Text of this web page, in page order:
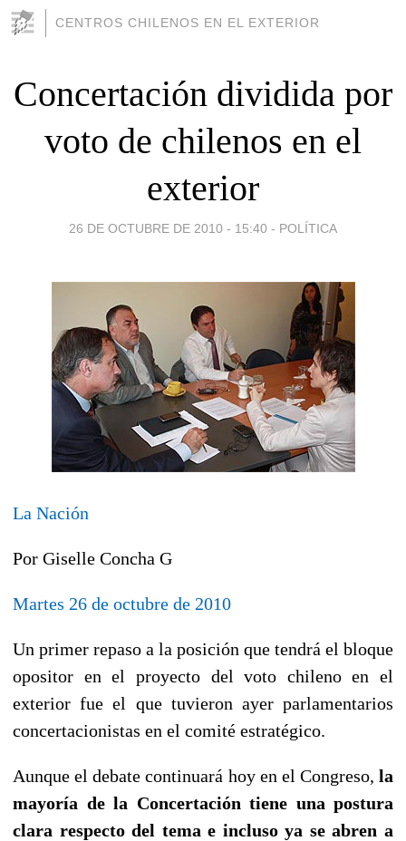
CENTROS CHILENOS EN EL EXTERIOR
Concertación dividida por
voto de chilenos en el
exterior
26 DE OCTUBRE DE 2010 - 15:40 - POLÍTICA
La Nación
Por Giselle Concha G
Martes 26 de octubre de 2010
Un primer repaso a la posición que tendrá el bloque
opositor en el proyecto del voto chileno en el
exterior fue el que tuvieron ayer parlamentarios
concertacionistas en el comité estratégico.
Aunque el debate continuará hoy en el Congreso, la
mayoría de la Concertación tiene una postura
clara respecto del tema e incluso ya se abren a